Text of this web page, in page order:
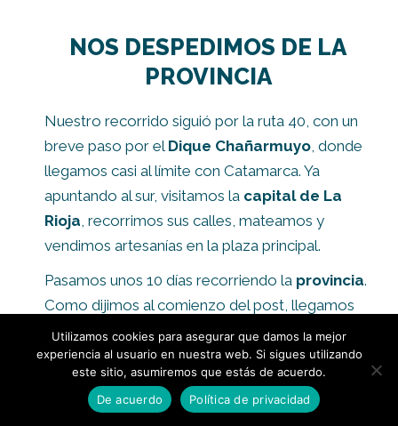
NOS DESPEDIMOS DE LA
PROVINCIA
Nuestro recorrido siguió por la ruta 40, con un
breve paso por el Dique Chañarmuyo , donde
llegamos casi al límite con Catamarca. Ya
apuntando al sur, visitamos la capital de La
Rioja , recorrimos sus calles, mateamos y
vendimos artesanías en la plaza principal.
Pasamos unos 10 días recorriendo la provincia.
Como dijimos al comienzo del post, llegamos
con muy bajas expectativas, perorealmente
nos sorprendió, por su gente y sus
paisajes.Esperamos que te haya servido la
información para que sepas qué hacer en La
Utilizamos cookies para asegurar que damos la mejor
experiencia al usuario en nuestra web. Si sigues utilizando
este sitio, asumiremos que estás de acuerdo.
De acuerdo
Política de privacidad